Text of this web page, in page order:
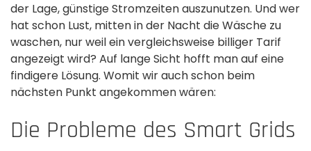
der Lage, günstige Stromzeiten auszunutzen. Und wer
hat schon Lust, mitten in der Nacht die Wäsche zu
waschen, nur weil ein vergleichsweise billiger Tarif
angezeigt wird? Auf lange Sicht hofft man auf eine
findigere Lösung. Womit wir auch schon beim
nächsten Punkt angekommen wären:
Die Probleme des Smart Grids